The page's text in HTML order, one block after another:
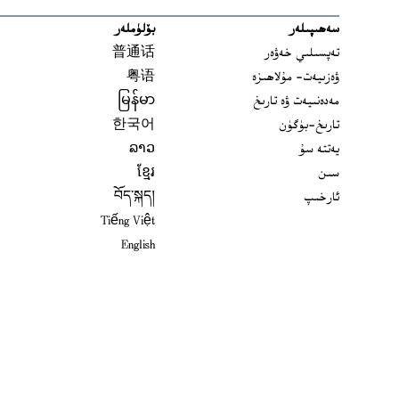
سەھىپىلەر
تەپسىلىي خەۋەر
ۋەزىيەت- مۇلاھىزە
مەدەنىيەت ۋە تارىخ
تارىخ-بۈگۈن
يەتتە سۇ
سىن
ئارخىپ
بۆلۈملەر
普通话
粤语
မြန်မာ
한국어
ລາວ
ខ្មែរ
བོད་སྐད།
Tiếng Việt
English